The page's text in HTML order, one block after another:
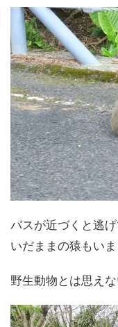
バスが近づくと逃
いだままの猿もいま
野生動物とは思え